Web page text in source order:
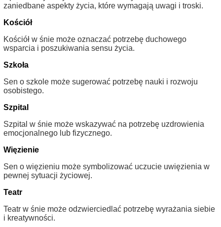
zaniedbane aspekty życia, które wymagają uwagi i troski.
Kościół
Kościół w śnie może oznaczać potrzebę duchowego
wsparcia i poszukiwania sensu życia.
Szkoła
Sen o szkole może sugerować potrzebę nauki i rozwoju
osobistego.
Szpital
Szpital w śnie może wskazywać na potrzebę uzdrowienia
emocjonalnego lub fizycznego.
Więzienie
Sen o więzieniu może symbolizować uczucie uwięzienia w
pewnej sytuacji życiowej.
Teatr
Teatr w śnie może odzwierciedlać potrzebę wyrażania siebie
i kreatywności.